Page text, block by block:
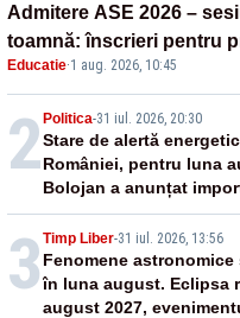
Admitere ASE 2026 –
toamnă: înscrieri pentru
licență, masterat și
Educatie·1 aug. 2026, 10:45
2Politica-31 iul. 2026, 20:30
Stare de alertă
României, pentru luna
Bolojan a anunțat
restricții – VIDEO
3 Timp Liber-31 iul. 2026, 13:56
Fenomene
în luna august. Eclipsa
august 2027,